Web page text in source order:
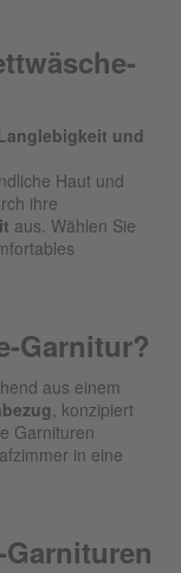
und
Haut und
ihre
aus. Wählen Sie
Garnitur?
aus einem
, konzipiert
Garnituren
in eine